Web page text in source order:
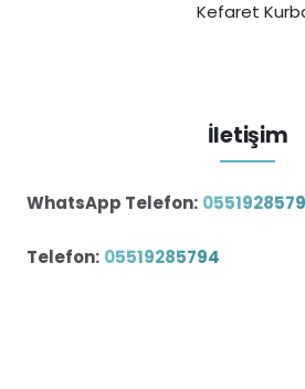
Kefaret
İletişim
WhatsApp Telefon:
Telefon: 05519285794